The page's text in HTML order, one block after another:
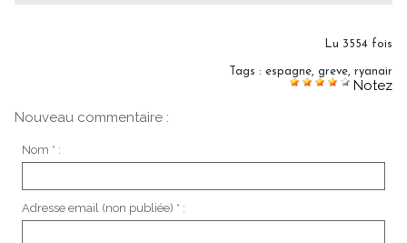
Lu 3554 fois
Tags : espagne, greve, ryanair
Notez
Nouveau commentaire :
Nom * :
Adresse email (non publiée) * :